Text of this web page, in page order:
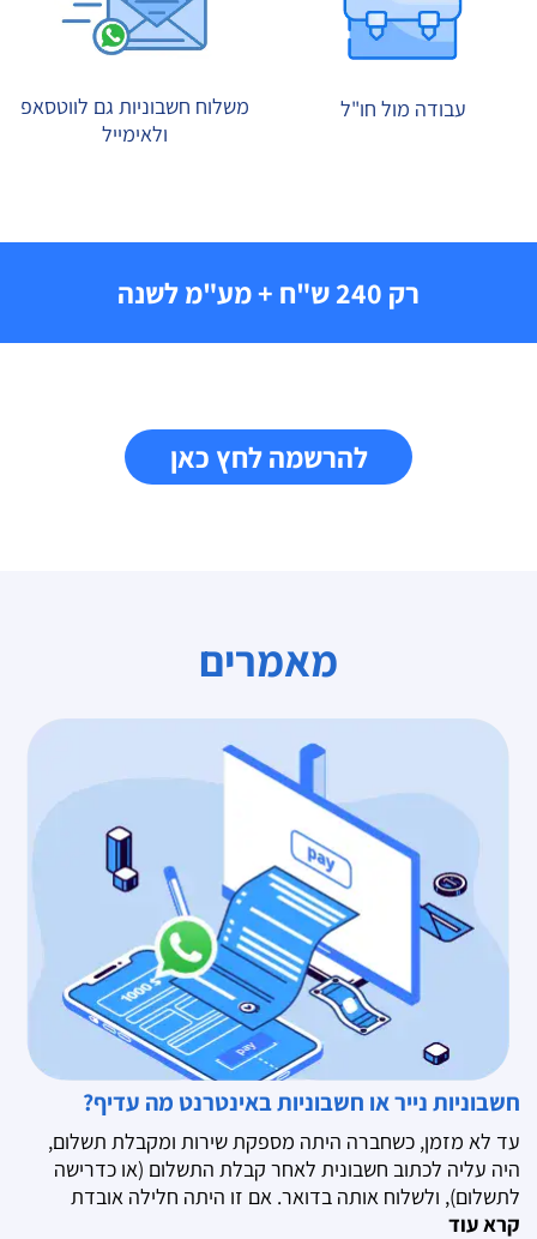
עבודה מול חו"ל
משלוח חשבוניות גם לווטסאפ
ולאימייל
רק 240 ש"ח + מע"מ לשנה
להרשמה לחץ כאן
מאמרים
חשבוניות נייר או חשבוניות באינטרנט מה עדיף?
עד לא מזמן, כשחברה היתה מספקת שירות ומקבלת תשלום,
היה עליה לכתוב חשבונית לאחר קבלת התשלום (או כדרישה
לתשלום), ולשלוח אותה בדואר. אם זו היתה חלילה אובדת
קרא עוד